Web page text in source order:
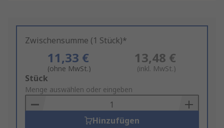
Zwischensumme (1 Stück)*
11,33 €
(ohne MwSt.)
13,48 €
(inkl. MwSt.)
Add
to
Basket
Stück
Menge auswählen oder eingeben
Hinzufügen